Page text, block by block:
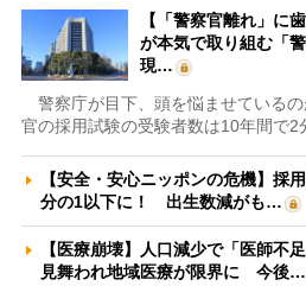
【「警察官離れ」に
が本気で取り組む「
現…
警察庁が目下、頭を悩ませている
官の採用試験の受験者数は10年間で
【安全・安心ニッポンの危機】採
分の1以下に！ 出生数減がも…
【医療崩壊】人口減少で「医師不
見舞われ地域医療が限界に 今後…